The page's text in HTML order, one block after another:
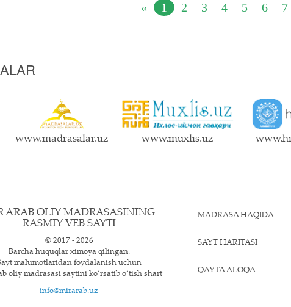
« 1 2 3 4 5 6 7
www.madrasalar.uz www.muxlis.uz
ARAB OLIY MADRASASINING
RASMIY VEB SAYTI
© 2017 - 2026
Barcha huquqlar ximoya qilingan.
ma`lumotlaridan foydalanish uchun
oliy madrasasi saytini ko‘rsatib o‘tish shart
info@mirarab.uz
MADRASA HAQIDA
SAYT HARITASI
QAYTA ALOQA